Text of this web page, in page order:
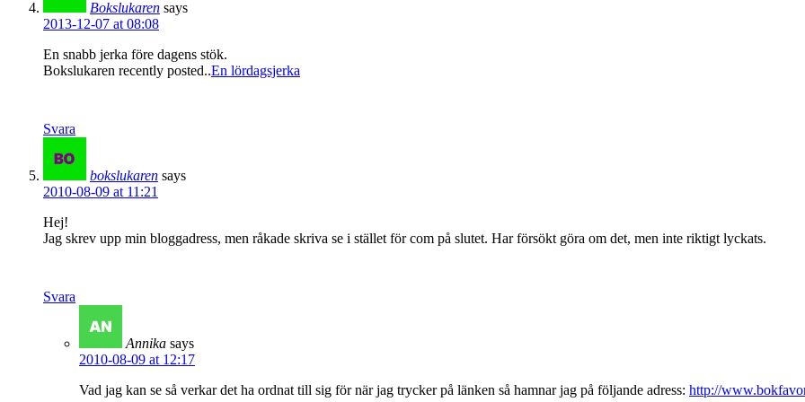
Bokslukaren says
2013-12-07 at 08:08
En snabb jerka före dagens stök.
Bokslukaren recently posted..En lördagsjerka
Svara
bokslukaren says
2010-08-09 at 11:21
Hej!
Jag skrev upp min bloggadress, men råkade skriva se i stället för com på slutet. Har försökt göra om det, men inte riktigt lyckats.
Svara
Annika says
2010-08-09 at 12:17
Vad jag kan se så verkar det ha ordnat till sig för när jag trycker på länken så hamnar jag på följande adress: http://